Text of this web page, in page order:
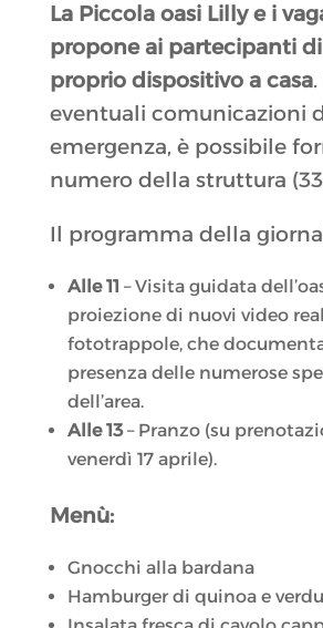
La Piccola oasi Lilly e i
propone ai partecipanti di
proprio dispositivo a casa.
eventuali comunicazioni
emergenza, è possibile
numero della struttura
Il programma della
Alle 11 – Visita guidata
proiezione di nuovi video
fototrappole, che
presenza delle numerose
dell’area.
Alle 13– Pranzo (su
venerdì 17 aprile).
Menù:
Gnocchi alla bardana
Hamburger di quinoa e